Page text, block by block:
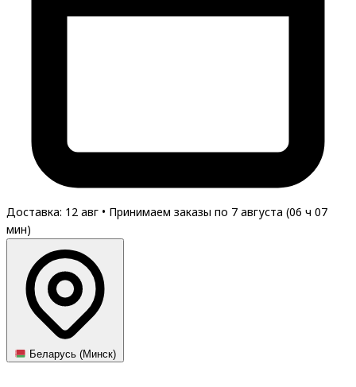
Доставка: 12 авг • Принимаем заказы по 7 августа (06 ч 07
мин)
Беларусь (Минск)